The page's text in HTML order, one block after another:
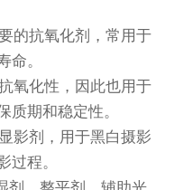
的抗氧化剂，常用于
命。
氧化性，因此也用于
质期和稳定性。
影剂，用于黑白摄影
过程。